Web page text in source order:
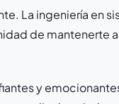
La ingeniería en
de mantenerte
y